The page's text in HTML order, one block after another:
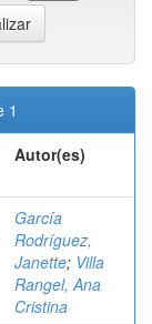
1
Autor(es)
García
Rodríguez,
Janette; Villa
Rangel, Ana
Cristina